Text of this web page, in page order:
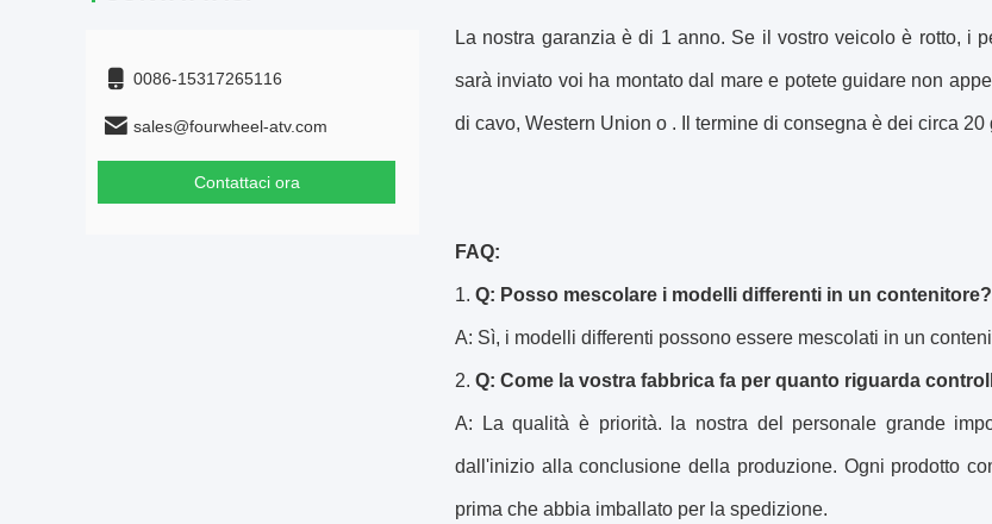
0086-15317265116
sales@fourwheel-atv.com
Contattaci ora
La nostra garanzia è di 1 anno. Se il vostro veicolo è rotto, i
sarà inviato voi ha montato dal mare e potete guidare non
di cavo, Western Union o . Il termine di consegna è dei circa 20
FAQ:
1. Q: Posso mescolare i modelli differenti in un contenitore?
A: Sì, i modelli differenti possono essere mescolati in un
2. Q: Come la vostra fabbrica fa per quanto riguarda
A: La qualità è priorità. la nostra del personale grande
dall'inizio alla conclusione della produzione. Ogni prodotto
prima che abbia imballato per la spedizione.